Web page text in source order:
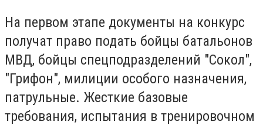
На первом этапе документы на конкурс
получат право подать бойцы батальонов
МВД, бойцы спецподразделений "Сокол",
"Грифон", милиции особого назначения,
патрульные. Жесткие базовые
требования, испытания в тренировочном